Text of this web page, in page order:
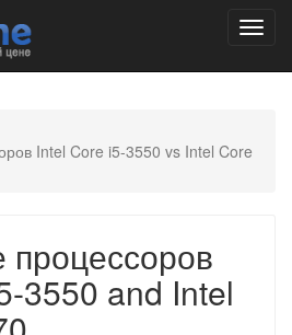
Intel Core i5-3550 vs Intel Core
3550 and Intel